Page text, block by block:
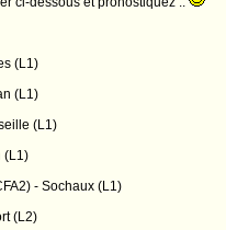
(L1)
(L1)
(L1)
(L1)
- Sochaux (L1)
(L2)